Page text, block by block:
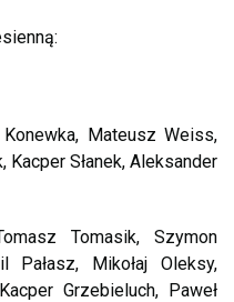
Mateusz Weiss,
Słanek, Aleksander
Tomasik, Szymon
Pałasz, Mikołaj Oleksy,
Grzebieluch, Paweł